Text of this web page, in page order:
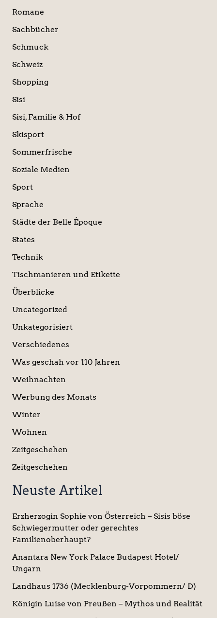
Romane
Sachbücher
Schmuck
Schweiz
Shopping
Sisi
Sisi, Familie & Hof
Skisport
Sommerfrische
Soziale Medien
Sport
Sprache
Städte der Belle Époque
States
Technik
Tischmanieren und Etikette
Überblicke
Uncategorized
Unkategorisiert
Verschiedenes
Was geschah vor 110 Jahren
Weihnachten
Werbung des Monats
Winter
Wohnen
Zeitgeschehen
Zeitgeschehen
Neuste Artikel
Erzherzogin Sophie von Österreich – Sisis böse
Schwiegermutter oder gerechtes
Familienoberhaupt?
Anantara New York Palace Budapest Hotel/
Ungarn
Landhaus 1736 (Mecklenburg-Vorpommern/ D)
Königin Luise von Preußen – Mythos und Realität